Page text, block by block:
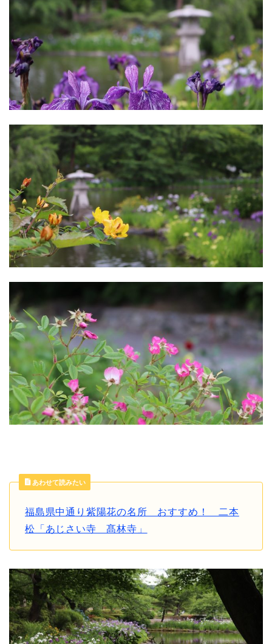
あわせて読みたい
福島県中通り紫陽花の名所 おすすめ！ 二本
松「あじさい寺 髙林寺」